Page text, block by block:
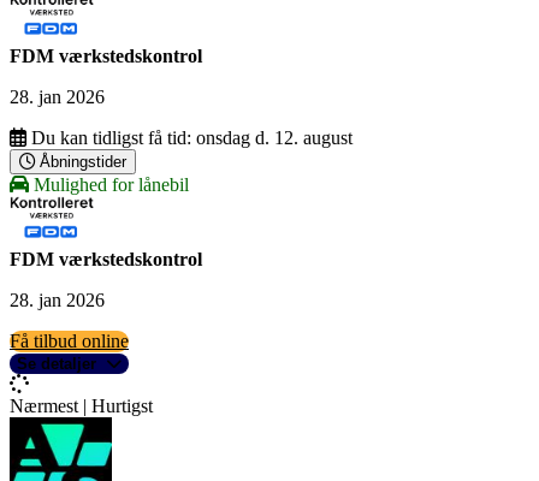
FDM værkstedskontrol
28. jan 2026
Du kan tidligst få tid: onsdag d. 12. august
Åbningstider
Mulighed for lånebil
FDM værkstedskontrol
28. jan 2026
Få tilbud online
Se detaljer
Nærmest | Hurtigst